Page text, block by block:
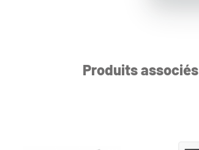
Produits associés